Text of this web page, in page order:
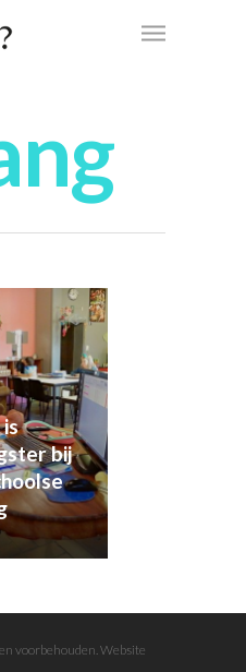
bij
voorbehouden. Website